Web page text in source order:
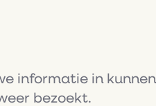
informatie in
bezoekt.